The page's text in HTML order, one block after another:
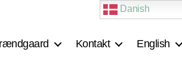
Kontakt English
Danish